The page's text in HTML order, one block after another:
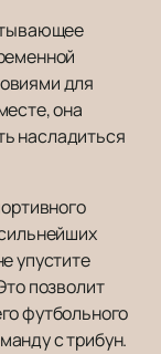
для
она
насладиться
упустите
позволит
футбольного
с трибун.